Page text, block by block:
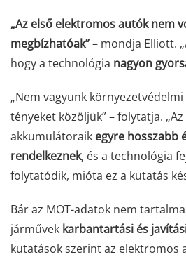
„Az első elektromos autók nem
megbízhatóak”– mondja Elliott.
hogy a technológia nagyon
„Nem vagyunk
tényeket közöljük” – folytatja.
akkumulátoraik egyre hosszabb
rendelkeznek, és a technológia
folytatódik, mióta ez a kutatás
Bár az MOT-adatok nem
járművek karbantartási és
kutatások szerint az elektromos